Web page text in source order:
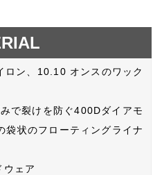
ロン、10.10 オンスのワック
で裂けを防ぐ400Dダイアモ
袋状のフローティングライナ
ウェア